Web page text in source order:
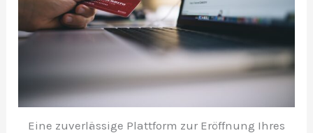
Eine zuverlässige Plattform zur Eröffnung Ihres